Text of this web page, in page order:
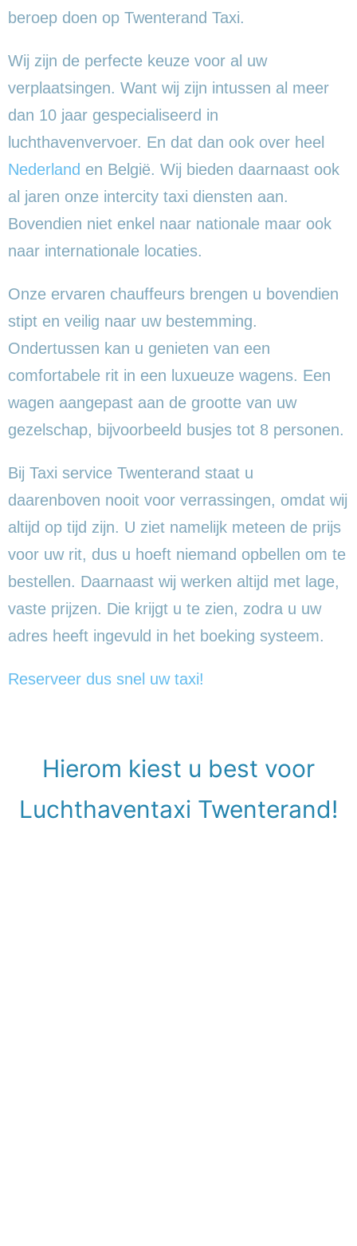
beroep doen op Twenterand Taxi.
Wij zijn de perfecte keuze voor al uw
verplaatsingen. Want wij zijn intussen al meer
dan 10 jaar gespecialiseerd in
luchthavenvervoer. En dat dan ook over heel
Nederland en België. Wij bieden daarnaast ook
al jaren onze intercity taxi diensten aan.
Bovendien niet enkel naar nationale maar ook
naar internationale locaties.
Onze ervaren chauffeurs brengen u bovendien
stipt en veilig naar uw bestemming.
Ondertussen kan u genieten van een
comfortabele rit in een luxueuze wagens. Een
wagen aangepast aan de grootte van uw
gezelschap, bijvoorbeeld busjes tot 8 personen.
Bij Taxi service Twenterand staat u
daarenboven nooit voor verrassingen, omdat wij
altijd op tijd zijn. U ziet namelijk meteen de prijs
voor uw rit, dus u hoeft niemand opbellen om te
bestellen. Daarnaast wij werken altijd met lage,
vaste prijzen. Die krijgt u te zien, zodra u uw
adres heeft ingevuld in het boeking systeem.
Reserveer dus snel uw taxi!
Hierom kiest u best voor
Luchthaventaxi Twenterand!